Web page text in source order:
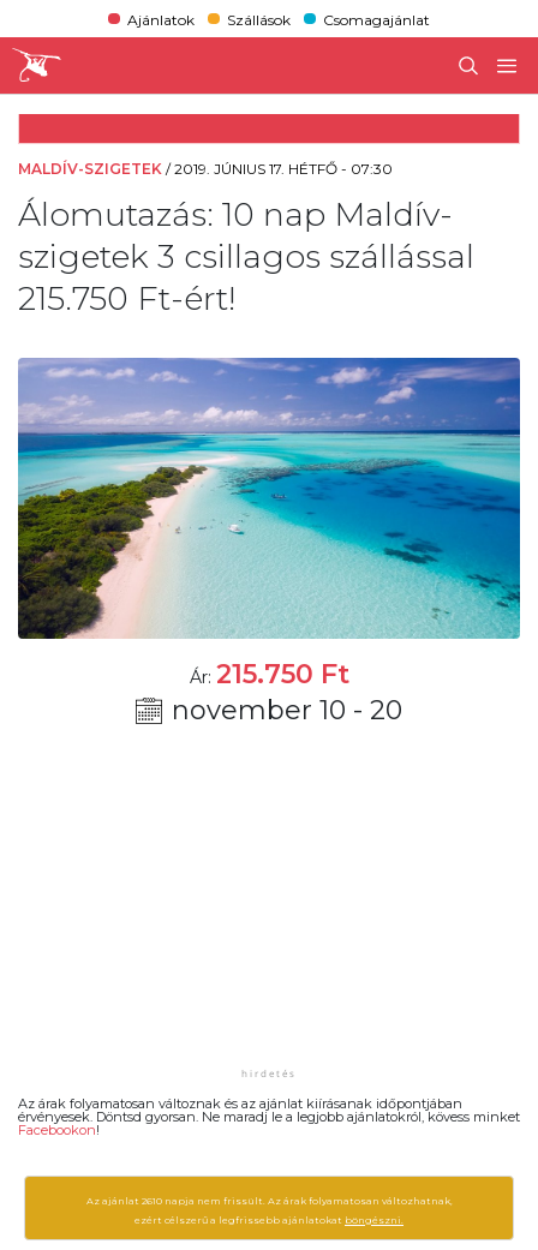
Ajánlatok Szállások Csomagajánlat
MALDÍV-SZIGETEK /2019. JÚNIUS 17. HÉTFŐ - 07:30
Álomutazás: 10 nap Maldív-
szigetek 3 csillagos szállással
215.750 Ft-ért!
Ár: 215.750 Ft
november 10 - 20
Az árak folyamatosan változnak és az ajánlat kiírásanak időpontjában
érvényesek. Döntsd gyorsan. Ne maradj le a legjobb ajánlatokról, kövess minket
Facebookon!
Az ajánlat 2610 napja nem frissült. Az árak folyamatosan változhatnak,
ezért célszerű a legfrissebb ajánlatokat böngészni.